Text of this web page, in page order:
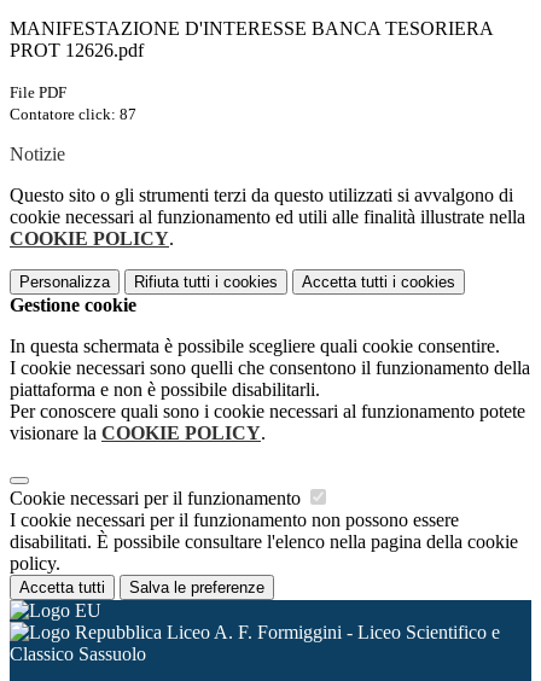
MANIFESTAZIONE D'INTERESSE BANCA TESORIERA
PROT 12626.pdf
File PDF
Contatore click: 87
Notizie
Questo sito o gli strumenti terzi da questo utilizzati si avvalgono di
cookie necessari al funzionamento ed utili alle finalità illustrate nella
COOKIE POLICY.
Personalizza Rifiuta tutti i cookies Accetta tutti i cookies
Gestione cookie
In questa schermata è possibile scegliere quali cookie consentire.
I cookie necessari sono quelli che consentono il funzionamento della
piattaforma e non è possibile disabilitarli.
Per conoscere quali sono i cookie necessari al funzionamento potete
visionare la COOKIE POLICY.
Cookie necessari per il funzionamento
I cookie necessari per il funzionamento non possono essere
disabilitati. È possibile consultare l'elenco nella pagina della cookie
policy.
Accetta tutti Salva le preferenze
Liceo A. F. Formiggini - Liceo Scientifico e
Classico Sassuolo